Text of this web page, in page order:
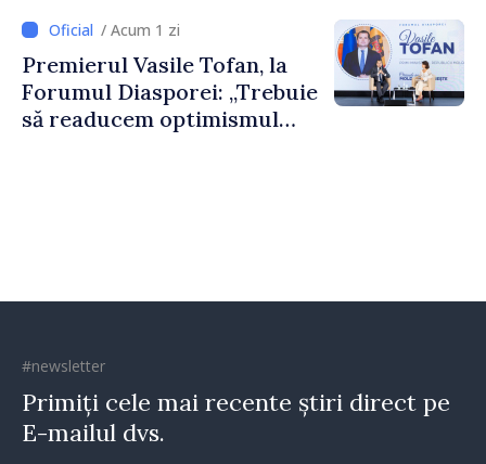
dumneavoastră pentru a
construi comunități mai
puternice”
/ Acum 1 zi
Premierul Vasile Tofan, la
Forumul Diasporei: „Trebuie
să readucem optimismul
#newsletter
Primiți cele mai recente știri direct pe
E-mailul dvs.